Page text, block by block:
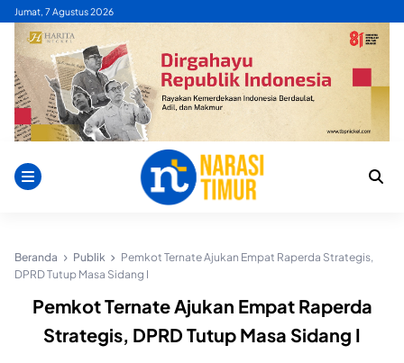
Skip
content
Jumat, 7 Agustus 2026
Beranda Publik
Pemkot Ternate Ajukan Empat Raperda Strategis,
DPRD Tutup Masa Sidang I
Pemkot Ternate Ajukan Empat Raperda
Strategis, DPRD Tutup Masa Sidang I